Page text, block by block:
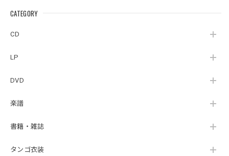
CATEGORY
CD
LP
DVD
楽譜
書籍・雑誌
タンゴ衣装
（MUSAS_7018）
（007RECORDS-27）